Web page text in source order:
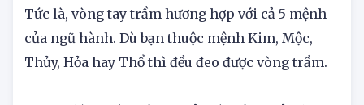
Tức là, vòng tay trầm hương hợp với cả 5 mệnh
của ngũ hành. Dù bạn thuộc mệnh Kim, Mộc,